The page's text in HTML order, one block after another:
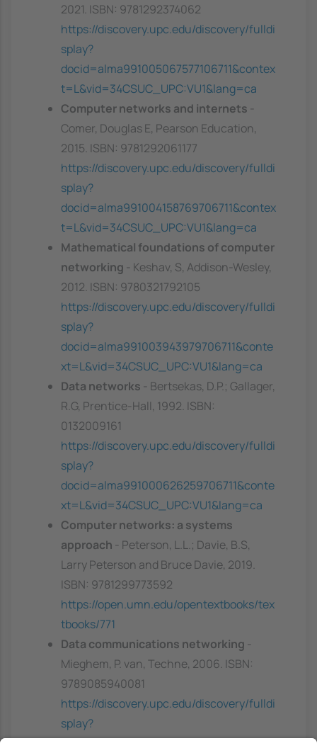
2021. ISBN: 9781292374062
https://discovery.upc.edu/discovery/fulldi
splay?
docid=alma991005067577106711&contex
t=L&vid=34CSUC_UPC:VU1&lang=ca
Computer networks and internets
Comer, Douglas E, Pearson Education,
2015. ISBN: 9781292061177
https://discovery.upc.edu/discovery/fulldi
splay?
docid=alma991004158769706711&contex
t=L&vid=34CSUC_UPC:VU1&lang=ca
Mathematical foundations of computer
networking
- Keshav, S, Addison-Wesley,
2012. ISBN: 9780321792105
https://discovery.upc.edu/discovery/fulldi
splay?
docid=alma991003943979706711&conte
xt=L&vid=34CSUC_UPC:VU1&lang=ca
Data networks
- Bertsekas, D.P.; Gallager,
R.G, Prentice-Hall, 1992. ISBN:
0132009161
https://discovery.upc.edu/discovery/fulldi
splay?
docid=alma991000626259706711&conte
xt=L&vid=34CSUC_UPC:VU1&lang=ca
Computer networks: a systems
approach
- Peterson, L.L.; Davie, B.S,
Larry Peterson and Bruce Davie, 2019.
ISBN: 9781299773592
https://open.umn.edu/opentextbooks/tex
tbooks/771
Data communications networking
Mieghem, P. van, Techne, 2006. ISBN:
9789085940081
https://discovery.upc.edu/discovery/fulldi
splay?
docid=alma991003433149706711&contex